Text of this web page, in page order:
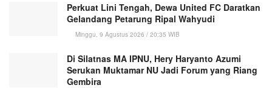
Perkuat Lini Tengah, Dewa United FC Daratkan
Gelandang Petarung Ripal Wahyudi
Minggu, 9 Agustus 2026 / 20:35 WIB
Di Silatnas MA IPNU, Hery Haryanto Azumi
Serukan Muktamar NU Jadi Forum yang Riang
Gembira